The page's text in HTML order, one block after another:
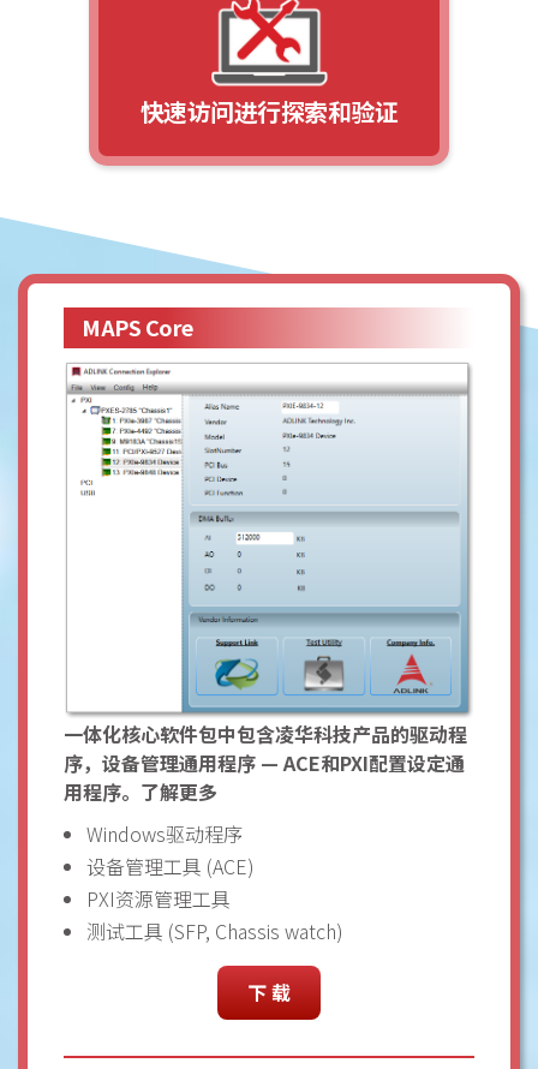
快速访问进行探索和验证
MAPS Core
一体化核心软件包中包含凌华科技产品的驱动程
序，设备管理通用程序 — ACE和PXI配置设定通
用程序。了解更多
Windows驱动程序
设备管理工具 (ACE)
PXI资源管理工具
测试工具 (SFP, Chassis watch)
下 载